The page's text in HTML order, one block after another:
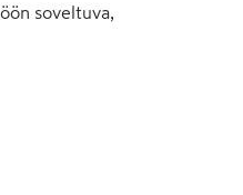
soveltuva,